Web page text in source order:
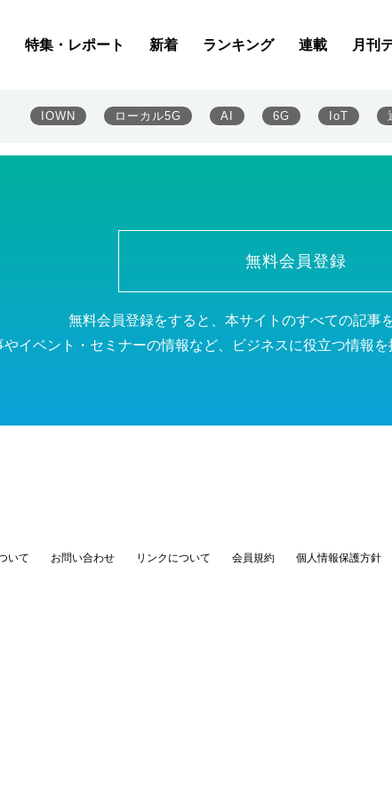
特集・レポート 新着 ランキング 連載 月刊
IOWN ローカル5G AI 6G IoT
無料会員登録
無料会員登録をすると、本サイトのすべての記事
やイベント・セミナーの情報など、ビジネスに役立つ情報
いて お問い合わせ リンクについて 会員規約 個人情報保護方針